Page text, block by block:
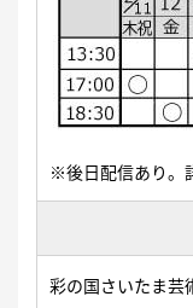
※後日配信あり。
彩の国さいたま芸